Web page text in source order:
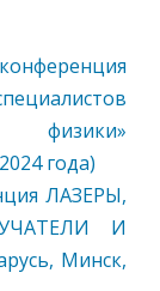
физики»
года)
ЛАЗЕРЫ,
И
Минск,